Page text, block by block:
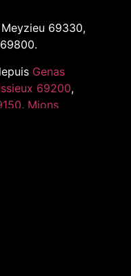
69330,
Genas
69200,
, Mions